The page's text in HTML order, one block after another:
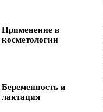
Применение в
косметологии
Беременность и
лактация